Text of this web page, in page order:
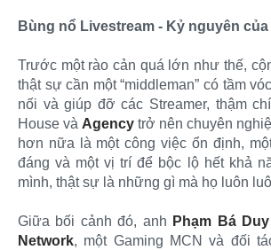
Bùng nổ Livestream - Kỷ nguyên
Trước một rào cản quá lớn như thế,
thật sự cần một “middleman” có tầm
nối và giúp đỡ các Streamer, thậm
House và Agency trở nên chuyên
hơn nữa là một công việc ổn định,
đáng và một vị trí để bộc lộ hết khả
mình, thật sự là những gì mà họ luôn
Giữa bối cảnh đó, anh Phạm Bá Duy
Network, một Gaming MCN và đối